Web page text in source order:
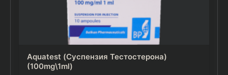
Aquatest (Суспензия Тестостерона)
(100mg\1ml)